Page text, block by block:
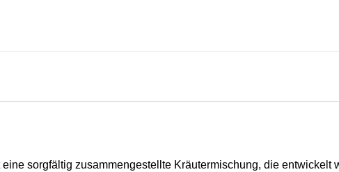
sorgfältig zusammengestellte Kräutermischung, die entwickelt